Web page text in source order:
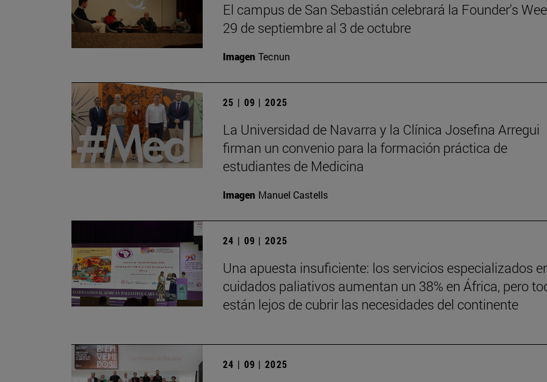
El campus de San Sebastián celebrará la Founder's
29 de septiembre al 3 de octubre
Imagen Tecnun
25 | 09 | 2025
La Universidad de Navarra y la Clínica Josefina Arregui
firman un convenio para la formación práctica de
estudiantes de Medicina
Imagen Manuel Castells
24 | 09 | 2025
Una apuesta insuficiente: los servicios especializados
cuidados paliativos aumentan un 38% en África, pero
están lejos de cubrir las necesidades del continente
24 | 09 | 2025